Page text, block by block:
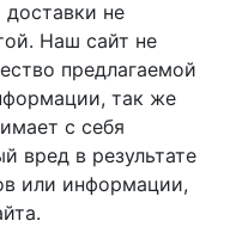
доставки не
Наш сайт не
предлагаемой
так же
с себя
вред в результате
или информации,